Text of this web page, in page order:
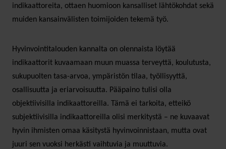
indikaattoreita, ottaen huomioon kansalliset lähtökohdat sekä
muiden kansainvälisten toimijoiden tekemä työ.
Hyvinvointitalouden kannalta on olennaista löytää
indikaattorit kuvaamaan muun muassa terveyttä, koulutusta,
sukupuolten tasa-arvoa, ympäristön tilaa, työllisyyttä,
osallisuutta ja eriarvoisuutta. Pääpaino tulisi olla
objektiivisilla indikaattoreilla. Tämä ei tarkoita, etteikö
subjektiivisilla indikaattoreilla olisi merkitystä – ne kuvaavat
hyvin ihmisten omaa käsitystä hyvinvoinnistaan, mutta ovat
juuri sen vuoksi herkästi vaihtuvia ja muuttuvia.